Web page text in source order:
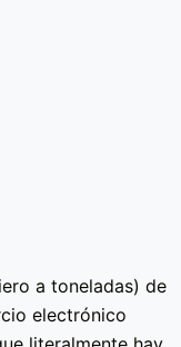
a toneladas) de
electrónico